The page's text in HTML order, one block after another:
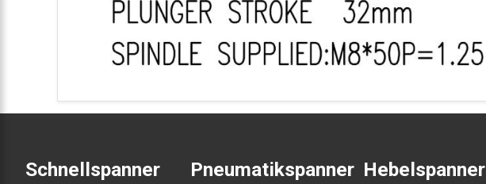
Schnellspanner Pneumatikspanner Hebelspanner